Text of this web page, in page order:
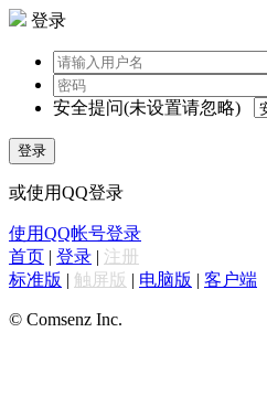
登录
安全提问(未设置请忽略)
登录
或使用QQ登录
使用QQ帐号登录
首页 | 登录 | 注册
标准版 | 触屏版 | 电脑版 | 客户端
© Comsenz Inc.